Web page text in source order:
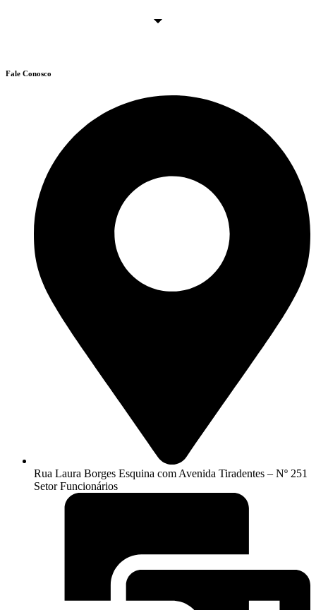
Fale Conosco
Rua Laura Borges Esquina com Avenida Tiradentes – Nº 251
Setor Funcionários